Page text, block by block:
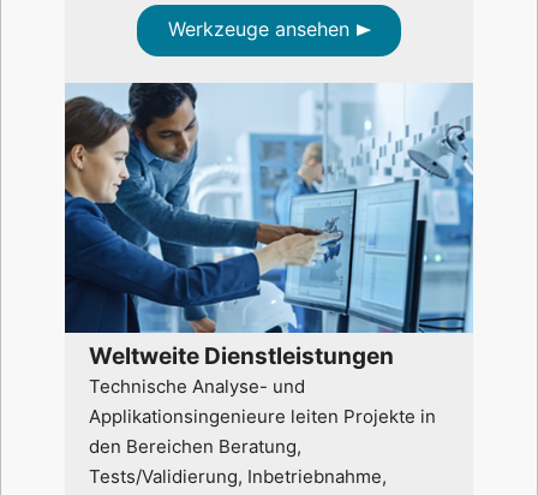
Werkzeuge ansehen
Weltweite Dienstleistungen
Technische Analyse- und
Applikationsingenieure leiten Projekte in
den Bereichen Beratung,
Tests/Validierung, Inbetriebnahme,